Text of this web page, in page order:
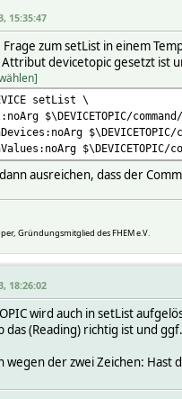
15:35:47
Frage zum setList in einem
Attribut devicetopic gesetzt ist
setList \
$\DEVICETOPIC/command/
$\DEVICETOPIC/
$\DEVICETOPIC/
ausreichen, dass der
Gründungsmitglied des FHEM e.V.
18:26:02
wird auch in setList
das (Reading) richtig ist und
wegen der zwei Zeichen: